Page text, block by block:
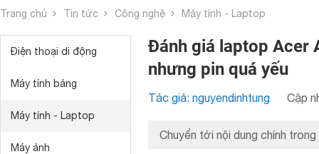
Trang chủ Tin tức Công nghệ Máy tính - Laptop
Điện thoại di động
Máy tính bảng
Máy tính - Laptop
Máy ảnh
Đánh giá laptop Acer
nhưng pin quá yếu
Tác giả: nguyendinhtung Cập
Chuyển tới nội dung chính trong